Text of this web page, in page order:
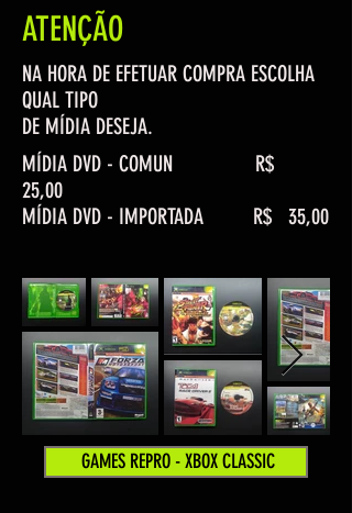
ATENÇÃO
NA HORA DE EFETUAR COMPRA ESCOLHA
QUAL TIPO
DE MÍDIA DESEJA.
MÍDIA DVD - COMUN R$
25,00
MÍDIA DVD - IMPORTADA R$ 35,00
GAMES REPRO - XBOX CLASSIC